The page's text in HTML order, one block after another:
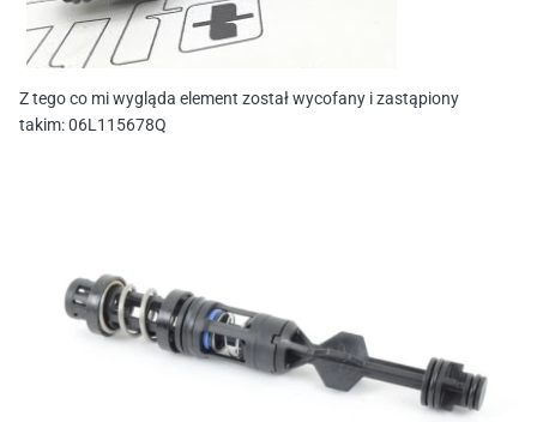
Z tego co mi wygląda element został wycofany i zastąpiony
takim: 06L115678Q